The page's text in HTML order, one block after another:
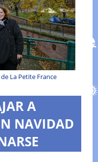
La Petite France
A
NAVIDAD